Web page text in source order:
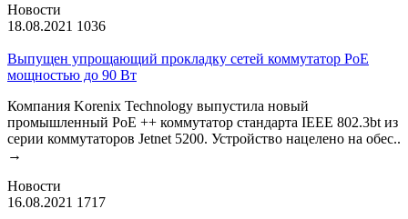
Новости
18.08.2021 1036
Выпущен упрощающий прокладку сетей коммутатор PoE
мощностью до 90 Вт
Компания Korenix Technology выпустила новый
промышленный PoE ++ коммутатор стандарта IEEE 802.3bt из
серии коммутаторов Jetnet 5200. Устройство нацелено на обес..
→
Новости
16.08.2021 1717